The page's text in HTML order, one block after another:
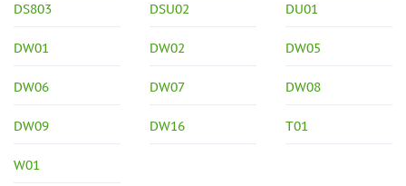
DS803 DSU02 DU01
DW01 DW02 DW05
DW06 DW07 DW08
DW09 DW16 T01
W01